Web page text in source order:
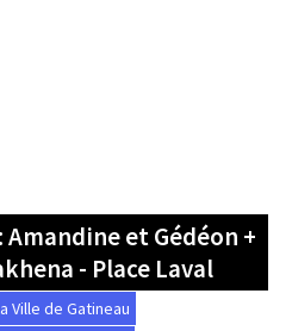
et Gédéon +
- Place Laval
Ville de Gatineau